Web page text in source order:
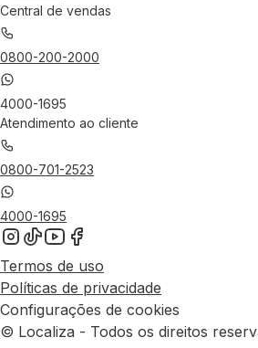
Central de vendas
0800-200-2000
4000-1695
Atendimento ao cliente
0800-701-2523
4000-1695
Termos de uso
Políticas de privacidade
Configurações de cookies
© Localiza - Todos os direitos